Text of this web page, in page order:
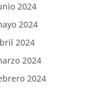
2024
2024
2024
2024
2024